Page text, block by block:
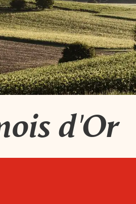
d'Or